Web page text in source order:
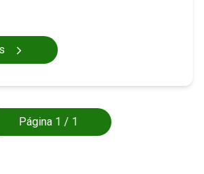
Página 1 / 1